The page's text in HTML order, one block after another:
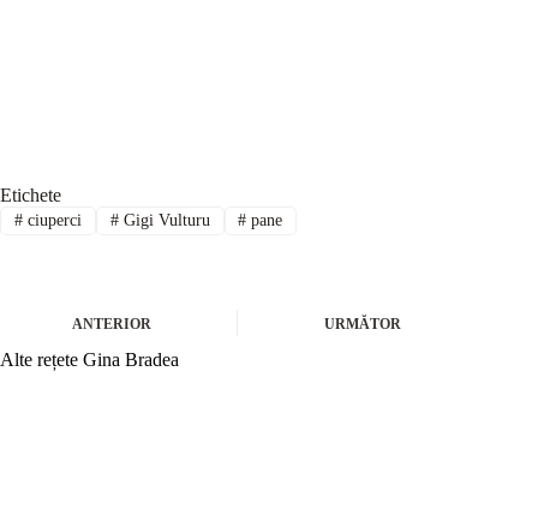
Etichete
#ciuperci #Gigi Vulturu # pane
ANTERIOR URMĂTOR
Alte rețete Gina Bradea